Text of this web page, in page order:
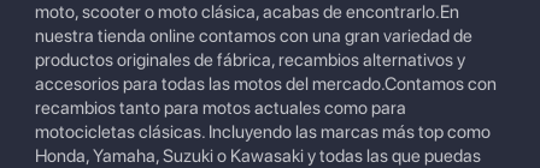
moto, scooter o moto clásica, acabas de encontrarlo.En
nuestra tienda online contamos con una gran variedad de
productos originales de fábrica, recambios alternativos y
accesorios para todas las motos del mercado.Contamos con
recambios tanto para motos actuales como para
motocicletas clásicas. Incluyendo las marcas más top como
Honda, Yamaha, Suzuki o Kawasaki y todas las que puedas